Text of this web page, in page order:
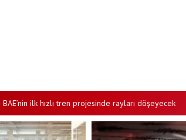
ilk hızlı tren projesinde rayları döşeyecek •